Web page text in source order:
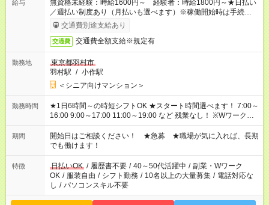
給与
無資格未経験：時給1600円～ 経験者：時給1800円～★日払い
／週払い制度あり（月払いも選べます）※稼働開始時は手続き完
了次第のお支払いとなります。
交通費別途支給あり
交通費 交通費全額支給※規定有
勤務地
東京都羽村市
羽村駅 / 小作駅
＜シニア向けマンション＞
勤務時間
★1日6時間～の時短シフトOK ★スタート時間選べます！ 7:00～
16:00 9:00～17:00 11:00～19:00 など 残業なし！ ※Wワークの
場合、他のお仕事と合わせ週40時間超の就業はご案内できませ
ん ※法令に基づき、週20時間以上勤務は社会保険への加入対象
となります ※労働者派遣法（日雇い派遣の原則禁止）により、
短時間・短期間の就業はご案内が難しい場合があります
期間
開始日はご相談ください！ ★急募 ★職場が気に入れば、長期
でも働けます！
特徴 日払いOK / 履歴書不要 / 40～50代活躍中 / 副業・Wワーク
OK / 服装自由 / シフト勤務 / 10名以上の大量募集 / 電話対応な
し / パソコンスキル不要